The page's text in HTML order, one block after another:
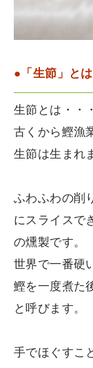
●「生節」とは
生節とは・・
古くから鰹漁
生節は生まれ
ふわふわの削
にスライスで
の燻製です。
世界で一番硬
鰹を一度煮た
と呼びます。
手でほぐすこ